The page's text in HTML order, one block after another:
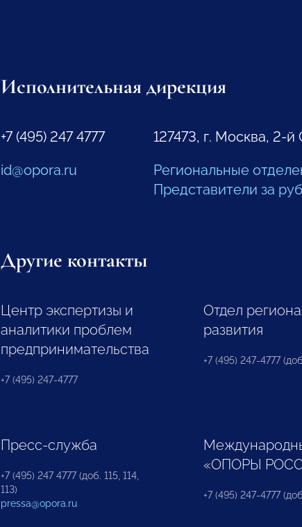
Исполнительная дирекция
+7 (495) 247 4777
id@opora.ru
127473, г. Москва, 2-
Региональные
Представители за
Другие контакты
Центр экспертизы и
аналитики проблем
предпринимательства
+7 (495) 247-4777
Отдел
развития
+7 (495) 247-4777
Пресс-служба
+7 (495) 247 4777 (доб. 115, 114,
113)
pressa@opora.ru
«ОПОРЫ
+7 (495) 247-4777